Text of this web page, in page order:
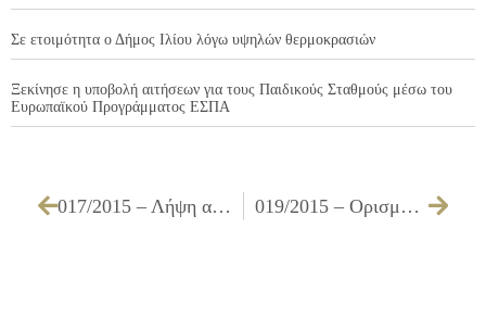
Σε ετοιμότητα ο Δήμος Ιλίου λόγω υψηλών θερμοκρασιών
Ξεκίνησε η υποβολή αιτήσεων για τους Παιδικούς Σταθμούς μέσω του
Ευρωπαϊκού Προγράμματος ΕΣΠΑ
017/2015 – Λήψη απόφασης για μείωση ενοικίου του περιπτέρου επί της Λ. Πετρουπόλεως 27, στο Ίλιον 019/2015 – Ορισμός εκπροσώπων για το Συντονιστικό Όργανο Πολιτικής Προστασίας του Δήμου Ιλίου